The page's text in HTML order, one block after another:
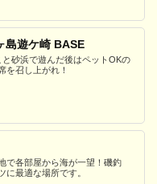
島遊ケ崎 BASE
砂浜で遊んだ後はペットOKの
を召し上がれ！
で各部屋から海が一望！磯釣
に最適な場所です。